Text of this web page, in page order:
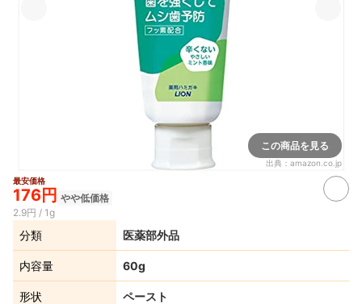
この商品を見る
出典： amazon.co.jp
最安価格
176円 やや低価格
2.9円 / 1g
分類 医薬部外品
内容量 60g
形状 ペースト